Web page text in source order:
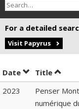
For a detailed
Visit Papyrus
Date Sort by date in
Title Sort
2023
Penser
numérique